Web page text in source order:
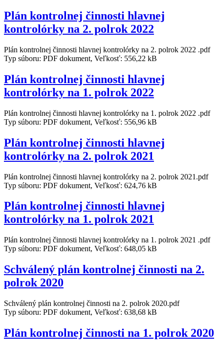
Plán kontrolnej činnosti hlavnej
kontrolórky na 2. polrok 2022
Plán kontrolnej činnosti hlavnej kontrolórky na 2. polrok 2022 .pdf
Typ súboru: PDF dokument, Veľkosť: 556,22 kB
Plán kontrolnej činnosti hlavnej
kontrolórky na 1. polrok 2022
Plán kontrolnej činnosti hlavnej kontrolórky na 1. polrok 2022 .pdf
Typ súboru: PDF dokument, Veľkosť: 556,96 kB
Plán kontrolnej činnosti hlavnej
kontrolórky na 2. polrok 2021
Plán kontrolnej činnosti hlavnej kontrolórky na 2. polrok 2021.pdf
Typ súboru: PDF dokument, Veľkosť: 624,76 kB
Plán kontrolnej činnosti hlavnej
kontrolórky na 1. polrok 2021
Plán kontrolnej činnosti hlavnej kontrolórky na 1. polrok 2021 .pdf
Typ súboru: PDF dokument, Veľkosť: 648,05 kB
Schválený plán kontrolnej činnosti na 2.
polrok 2020
Schválený plán kontrolnej činnosti na 2. polrok 2020.pdf
Typ súboru: PDF dokument, Veľkosť: 638,68 kB
Plán kontrolnej činnosti na 1. polrok 2020